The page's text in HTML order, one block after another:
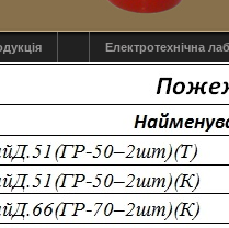
Електротехнічна